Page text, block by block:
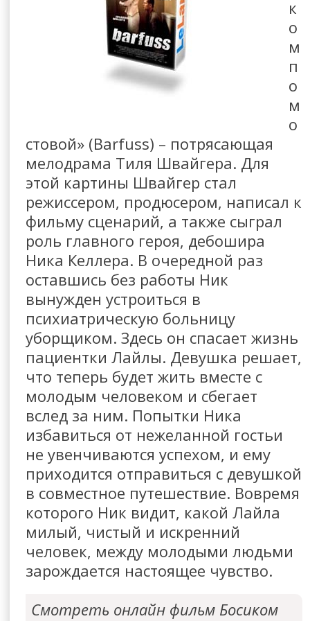
к
о
м
п
о
м
о
стовой» (Barfuss) – потрясающая
мелодрама Тиля Швайгера. Для
этой картины Швайгер стал
режиссером, продюсером, написал к
фильму сценарий, а также сыграл
роль главного героя, дебошира
Ника Келлера. В очередной раз
оставшись без работы Ник
вынужден устроиться в
психиатрическую больницу
уборщиком. Здесь он спасает жизнь
пациентки Лайлы. Девушка решает,
что теперь будет жить вместе с
молодым человеком и сбегает
вслед за ним. Попытки Ника
избавиться от нежеланной гостьи
не увенчиваются успехом, и ему
приходится отправиться с девушкой
в совместное путешествие. Вовремя
которого Ник видит, какой Лайла
милый, чистый и искренний
человек, между молодыми людьми
зарождается настоящее чувство.
Смотреть онлайн фильм Босиком